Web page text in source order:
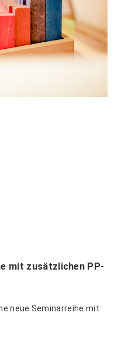
mit zusätzlichen PP-
neue Seminarreihe mit